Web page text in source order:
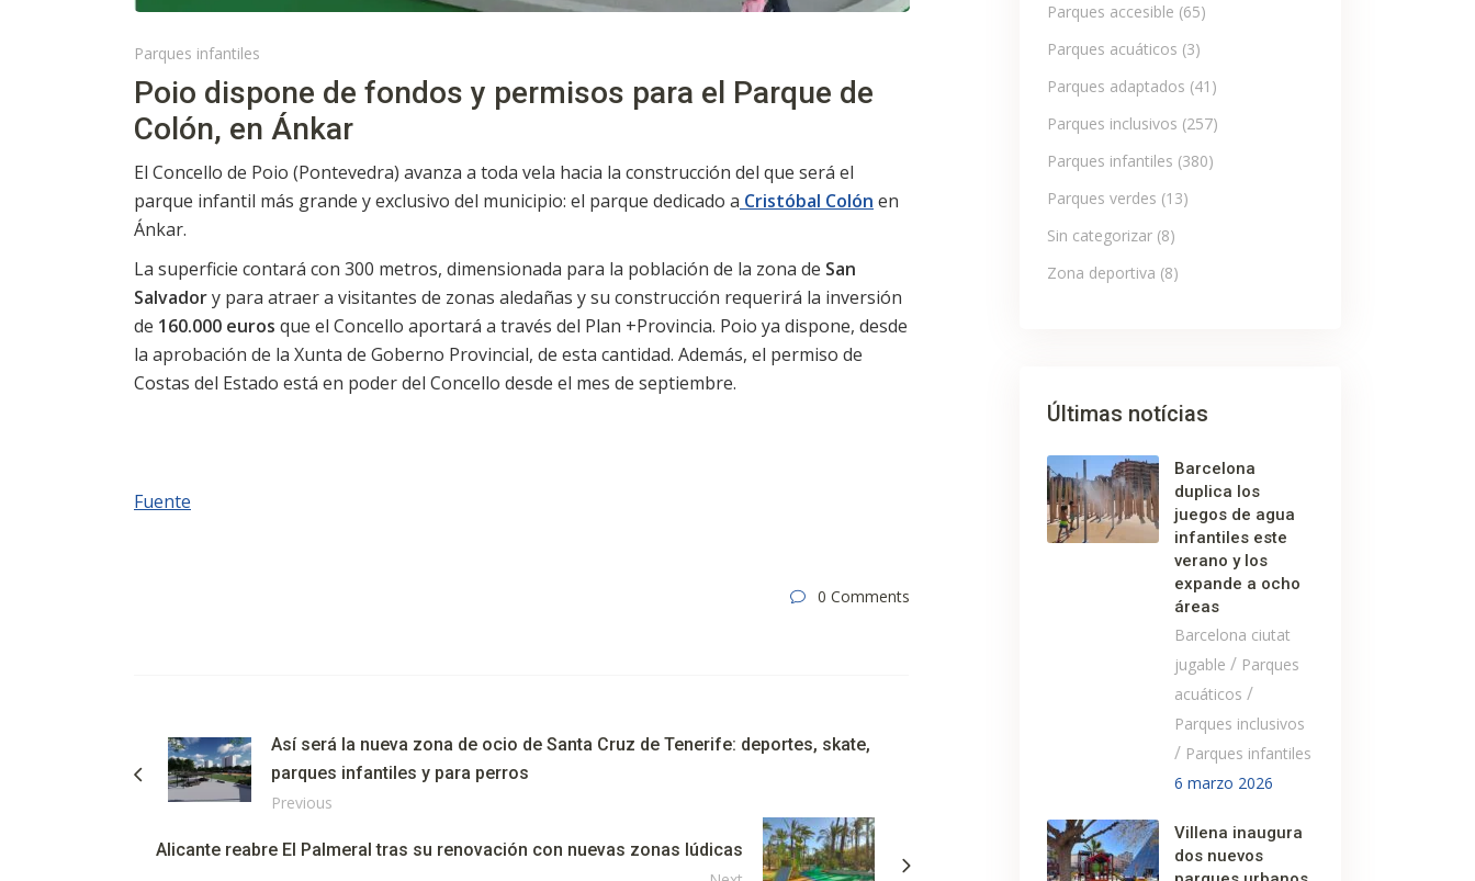
Parques infantiles
Poio dispone de fondos y permisos para el Parque de
Colón, en Ánkar
El Concello de Poio (Pontevedra) avanza a toda vela hacia la construcción del que será el
parque infantil más grande y exclusivo del municipio: el parque dedicado a Cristóbal Colón en
Ánkar.
La superficie contará con 300 metros, dimensionada para la población de la zona de San
Salvadory para atraer a visitantes de zonas aledañas y su construcción requerirá la inversión
de 160.000 euros que el Concello aportará a través del Plan +Provincia. Poio ya dispone, desde
la aprobación de la Xunta de Goberno Provincial, de esta cantidad. Además, el permiso de
Costas del Estado está en poder del Concello desde el mes de septiembre.
Fuente
0 Comments
Así será la nueva zona de ocio de Santa Cruz de Tenerife: deportes, skate,
parques infantiles y para perros
Previous
Alicante reabre El Palmeral tras su renovación con nuevas zonas lúdicas
Parques accesible (65)
Parques acuáticos (3)
Parques adaptados (41)
Parques inclusivos (257)
Parques infantiles (380)
Parques verdes (13)
Sin categorizar(8)
Zona deportiva (8)
Últimas notícias
Barcelona
duplica los
juegos de agua
infantiles este
verano y los
expande a ocho
áreas
Barcelona ciutat
jugable / Parques
acuáticos /
Parques inclusivos
/ Parques infantiles
6 marzo 2026
Villena inaugura
dos nuevos